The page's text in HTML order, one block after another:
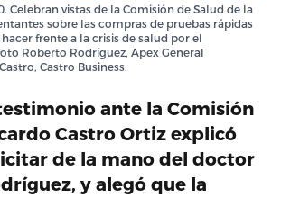
Celebran vistas de la Comisión de Salud de la
sobre las compras de pruebas rápidas
frente a la crisis de salud por el
Roberto Rodríguez, Apex General
Castro Business.
ante la Comisión
Castro Ortiz explicó
de la mano del doctor
y alegó que la